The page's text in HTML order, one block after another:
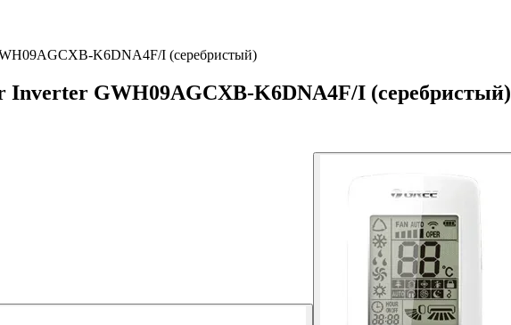
K6DNA4F/I (серебристый)
Inverter GWH09AGCXB-K6DNA4F/I (серебристый)